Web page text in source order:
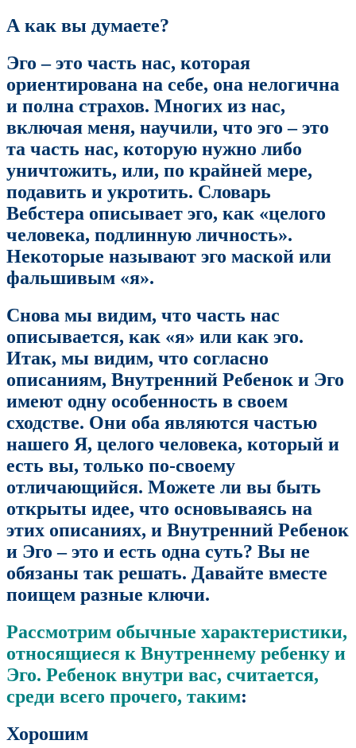
А как вы думаете?
Эго – это часть нас, которая
ориентирована на себе, она нелогична
и полна страхов. Многих из нас,
включая меня, научили, что эго – это
та часть нас, которую нужно либо
уничтожить, или, по крайней мере,
подавить и укротить. Словарь
Вебстера описывает эго, как «целого
человека, подлинную личность».
Некоторые называют эго маской или
фальшивым «я».
Снова мы видим, что часть нас
описывается, как «я» или как эго.
Итак, мы видим, что согласно
описаниям, Внутренний Ребенок и Эго
имеют одну особенность в своем
сходстве. Они оба являются частью
нашего Я, целого человека, который и
есть вы, только по-своему
отличающийся. Можете ли вы быть
открыты идее, что основываясь на
этих описаниях, и Внутренний Ребенок
и Эго – это и есть одна суть? Вы не
обязаны так решать. Давайте вместе
поищем разные ключи.
Рассмотрим обычные характеристики,
относящиеся к Внутреннему ребенку и
Эго. Ребенок внутри вас, считается,
среди всего прочего, таким:
Хорошим